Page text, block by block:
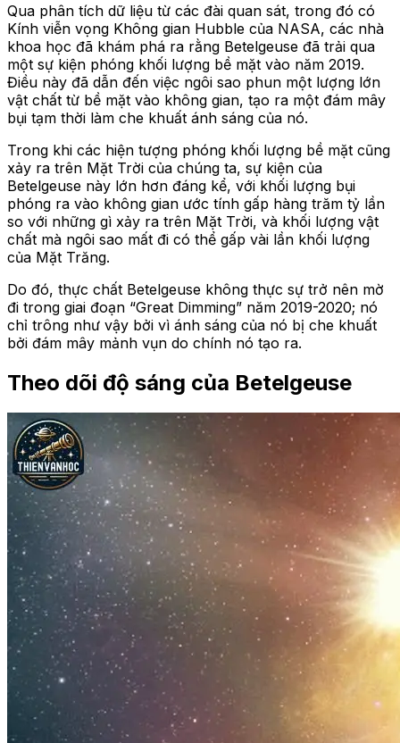
Qua phân tích dữ liệu từ các đài quan sát, trong đó có
Kính viễn vọng Không gian Hubble của NASA, các nhà
khoa học đã khám phá ra rằng Betelgeuse đã trải qua
một sự kiện phóng khối lượng bề mặt vào năm 2019.
Điều này đã dẫn đến việc ngôi sao phun một lượng lớn
vật chất từ bề mặt vào không gian, tạo ra một đám mây
bụi tạm thời làm che khuất ánh sáng của nó.
Trong khi các hiện tượng phóng khối lượng bề mặt cũng
xảy ra trên Mặt Trời của chúng ta, sự kiện của
Betelgeuse này lớn hơn đáng kể, với khối lượng bụi
phóng ra vào không gian ước tính gấp hàng trăm tỷ lần
so với những gì xảy ra trên Mặt Trời, và khối lượng vật
chất mà ngôi sao mất đi có thể gấp vài lần khối lượng
của Mặt Trăng.
Do đó, thực chất Betelgeuse không thực sự trở nên mờ
đi trong giai đoạn “Great Dimming” năm 2019-2020; nó
chỉ trông như vậy bởi vì ánh sáng của nó bị che khuất
bởi đám mây mảnh vụn do chính nó tạo ra.
Theo dõi độ sáng của Betelgeuse